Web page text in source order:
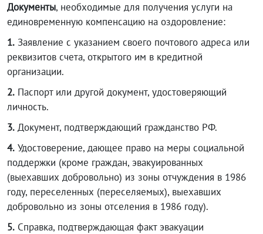
Документы, необходимые для получения услуги на
единовременную компенсацию на оздоровление:
1. Заявление с указанием своего почтового адреса или
реквизитов счета, открытого им в кредитной
организации.
2. Паспорт или другой документ, удостоверяющий
личность.
3. Документ, подтверждающий гражданство РФ.
4. Удостоверение, дающее право на меры социальной
поддержки (кроме граждан, эвакуированных
(выехавших добровольно) из зоны отчуждения в 1986
году, переселенных (переселяемых), выехавших
добровольно из зоны отселения в 1986 году).
5. Справка, подтверждающая факт эвакуации